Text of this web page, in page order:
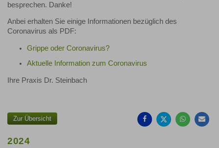
besprechen. Danke!
Anbei erhalten Sie einige Informationen bezüglich des
Coronavirus als PDF:
Grippe oder Coronavirus?
Aktuelle Information zum Coronavirus
Ihre Praxis Dr. Steinbach
Zur Übersicht
teilen
teilen
teilen
2024